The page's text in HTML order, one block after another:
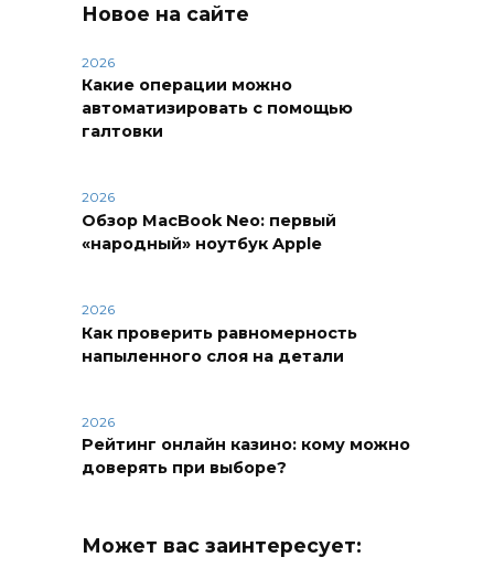
Новое на сайте
2026
Какие операции можно
автоматизировать с помощью
галтовки
2026
Обзор MacBook Neo: первый
«народный» ноутбук Apple
2026
Как проверить равномерность
напыленного слоя на детали
2026
Рейтинг онлайн казино: кому можно
доверять при выборе?
Может вас заинтересует: